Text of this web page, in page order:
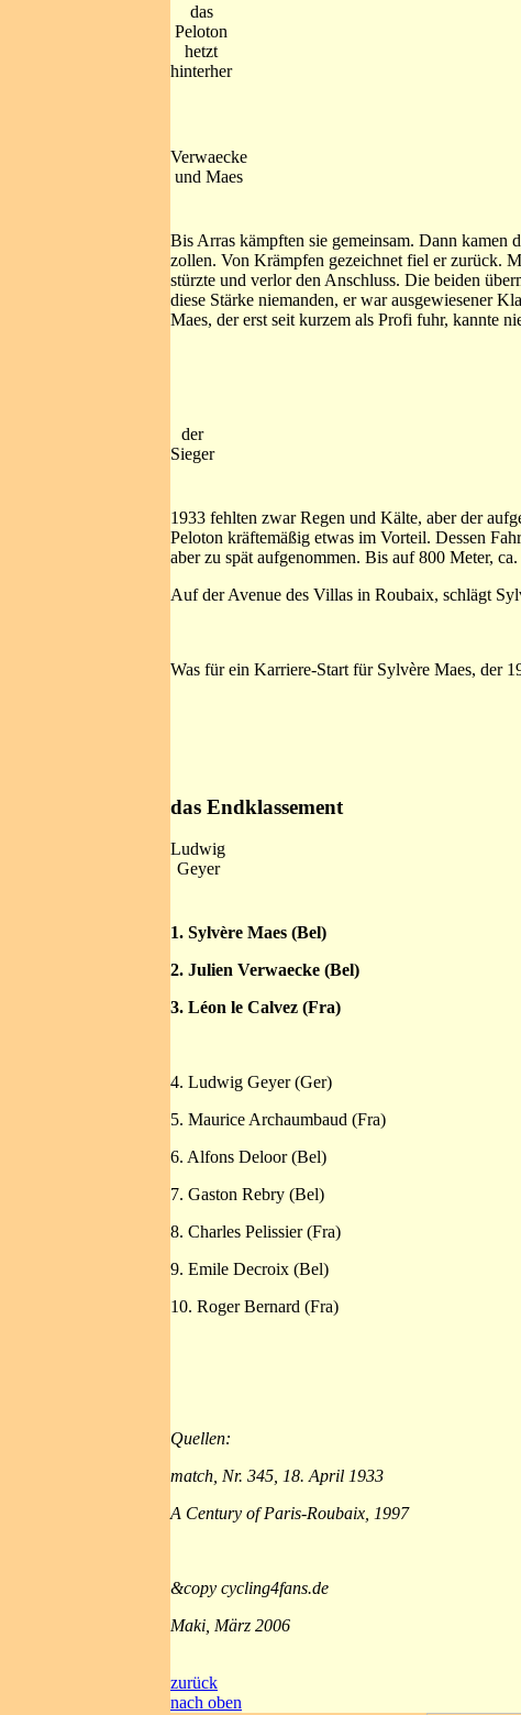
das
Peloton
hetzt
hinterher
Verwaecke
und Maes
Bis Arras kämpften sie gemeinsam. Dann
zollen. Von Krämpfen gezeichnet fiel er zurück.
stürzte und verlor den Anschluss. Die beiden
diese Stärke niemanden, er war ausgewiesener
Maes, der erst seit kurzem als Profi fuhr, kannte
der
Sieger
1933 fehlten zwar Regen und Kälte, aber der
Peloton kräftemäßig etwas im Vorteil. Dessen
aber zu spät aufgenommen. Bis auf 800 Meter,
Auf der Avenue des Villas in Roubaix, schlägt
Was für ein Karriere-Start für Sylvère Maes, der
das Endklassement
Ludwig
Geyer
1. Sylvère Maes (Bel)
2. Julien Verwaecke (Bel)
3. Léon le Calvez (Fra)
4. Ludwig Geyer (Ger)
5. Maurice Archaumbaud (Fra)
6. Alfons Deloor (Bel)
7. Gaston Rebry (Bel)
8. Charles Pelissier (Fra)
9. Emile Decroix (Bel)
10. Roger Bernard (Fra)
Quellen:
match, Nr. 345, 18. April 1933
A Century of Paris-Roubaix, 1997
&copy cycling4fans.de
Maki, März 2006
zurück
nach oben